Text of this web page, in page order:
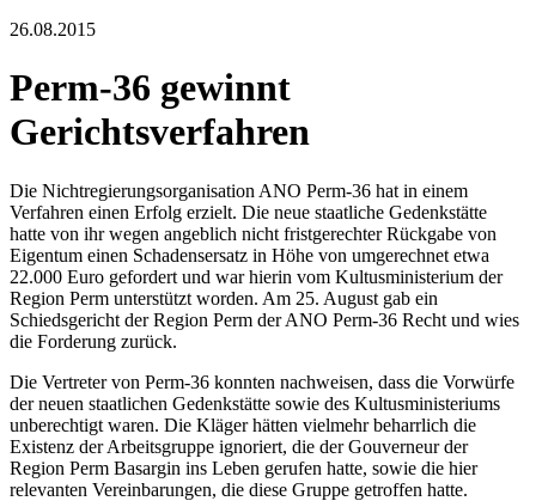
26.08.2015
Perm-36 gewinnt
Gerichtsverfahren
Die Nichtregierungsorganisation ANO Perm-36 hat in einem
Verfahren einen Erfolg erzielt. Die neue staatliche Gedenkstätte
hatte von ihr wegen angeblich nicht fristgerechter Rückgabe von
Eigentum einen Schadensersatz in Höhe von umgerechnet etwa
22.000 Euro gefordert und war hierin vom Kultusministerium der
Region Perm unterstützt worden. Am 25. August gab ein
Schiedsgericht der Region Perm der ANO Perm-36 Recht und wies
die Forderung zurück.
Die Vertreter von Perm-36 konnten nachweisen, dass die Vorwürfe
der neuen staatlichen Gedenkstätte sowie des Kultusministeriums
unberechtigt waren. Die Kläger hätten vielmehr beharrlich die
Existenz der Arbeitsgruppe ignoriert, die der Gouverneur der
Region Perm Basargin ins Leben gerufen hatte, sowie die hier
relevanten Vereinbarungen, die diese Gruppe getroffen hatte.